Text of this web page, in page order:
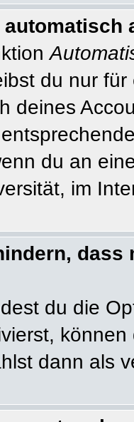
du nur
deines
du an
im
dass
du die
dann als